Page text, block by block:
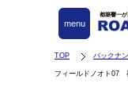
都築響一
menu
TOP バックナ
フィールドノオト07